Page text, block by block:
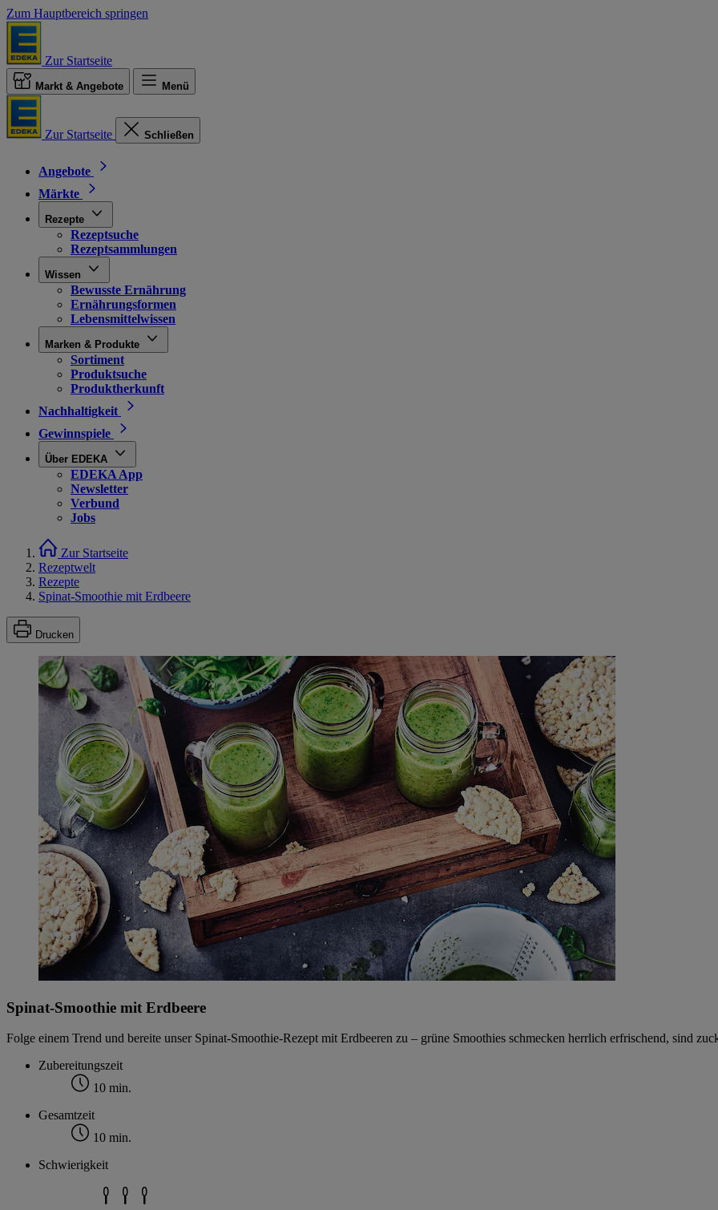
Zum Hauptbereich springen
Zur Startseite
Markt & Angebote Menü
Zur Startseite Schließen
Angebote
Märkte
Rezepte
Rezeptsuche
Rezeptsammlungen
Wissen
Bewusste Ernährung
Ernährungsformen
Lebensmittelwissen
Marken & Produkte
Sortiment
Produktsuche
Produktherkunft
Nachhaltigkeit
Gewinnspiele
Über EDEKA
EDEKA App
Newsletter
Verbund
Jobs
Zur Startseite
Rezeptwelt
Rezepte
Spinat-Smoothie mit Erdbeere
Drucken
Spinat-Smoothie mit Erdbeere
Folge einem Trend und bereite unser Spinat-Smoothie-Rezept mit Erdbeeren zu – grüne Smoothies schmecken herrlich erfrischend, sind
Zubereitungszeit
10 min.
Gesamtzeit
10 min.
Schwierigkeit